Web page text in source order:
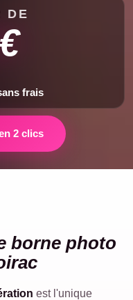
DE
frais
2 clics
SLIMborne photo
est l'unique